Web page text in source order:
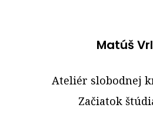
Matúš
Ateliér slobodnej
Začiatok